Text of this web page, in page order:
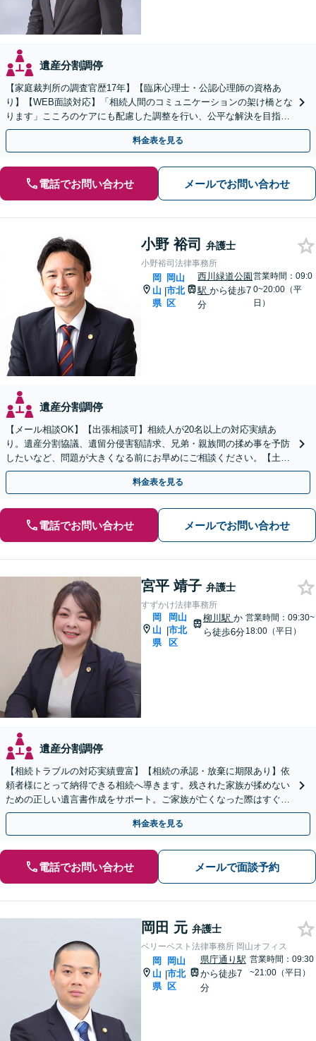
遺産分割調停
【家庭裁判所の調査官歴17年】【臨床心理士・公認心理師の資格あ
り】【WEB面談対応】「相続人間のコミュニケーションの架け橋とな
ります」こころのケアにも配慮した調整を行い、公平な解決を目指し
ます「成年後見・未成年後見のご相談にも対応」
料金表を見る
電話でお問い合わせ メールでお問い合わせ
小野 裕司 弁護士
小野裕司法律事務所
岡
山
県
|
岡山
市北
区
西川緑道公園
駅から徒歩7
分
営業時間：09:0
0~20:00（平
日）
遺産分割調停
【メール相談OK】【出張相談可】相続人が20名以上の対応実績あ
り。遺産分割協議、遺留分侵害額請求、兄弟・親族間の揉め事を予防
したいなど、問題が大きくなる前にお早めにご相談ください。【土日
祝・夜間相談も可能】
料金表を見る
電話でお問い合わせ メールでお問い合わせ
宮平 靖子 弁護士
すずかけ法律事務所
岡
山
県
|
岡山
市北
区
柳川駅 か
ら徒歩6分
営業時間：09:30~
18:00（平日）
遺産分割調停
【相続トラブルの対応実績豊富】【相続の承認・放棄に期限あり】依
頼者様にとって納得できる相続へ導きます。残された家族が揉めない
ための正しい遺言書作成をサポート。ご家族が亡くなった際はすぐに
弁護士に相談を！【安心の費用設計】【岡山駅徒歩10分】
料金表を見る
電話でお問い合わせ メールで面談予約
岡田 元 弁護士
ベリーベスト法律事務所 岡山オフィス
岡
山
県
|
岡山
市北
区
県庁通り駅
から徒歩7
分
営業時間：09:30
~21:00（平日）